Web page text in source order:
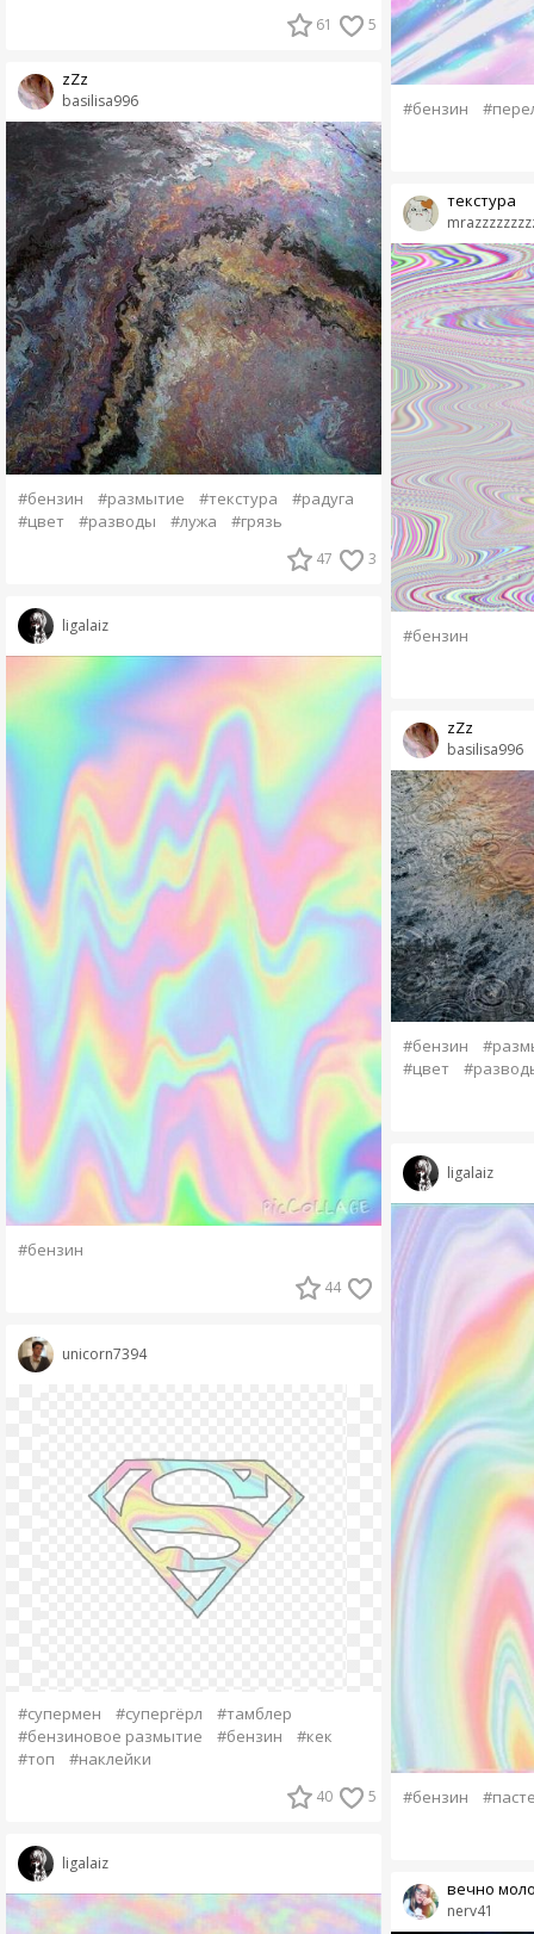
61 5
basilisa996
zZz
#бензин #размытие #текстура
#радуга
#цвет
#разводы #лужа #грязь
47 3
ligalaiz
#бензин
44
unicorn7394
#супермен #супергёрл
#тамблер
#бензиновое размытие
#бензин
#кек
#топ
#наклейки
40 5
ligalaiz
#бензин
текстура
#бензин
basilisa996
zZz
#бензин
#цвет
ligalaiz
#бензин
nerv41
вечно